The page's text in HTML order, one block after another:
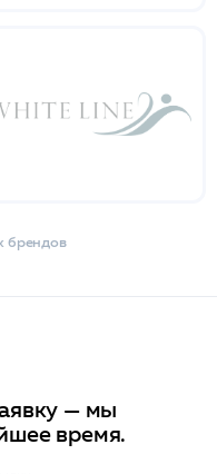
брендов
— мы
время.